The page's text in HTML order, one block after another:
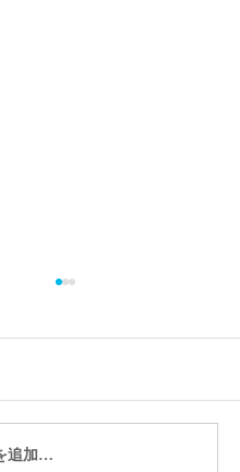
者向けモバイルア
追加…